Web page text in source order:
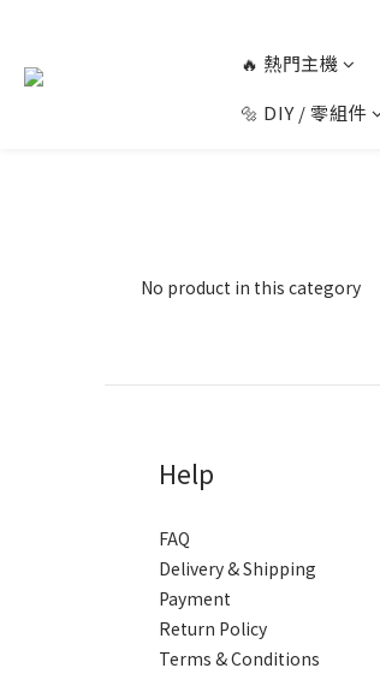
🔥 熱門主機
🔩 DIY / 零組件
No product in this category
Help
FAQ
Delivery & Shipping
Payment
Return Policy
Terms & Conditions